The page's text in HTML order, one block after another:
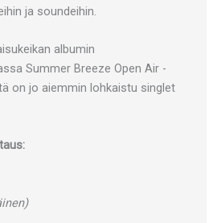
ja soundeihin.
albumin
Summer Breeze Open Air -
on jo aiemmin lohkaistu singlet